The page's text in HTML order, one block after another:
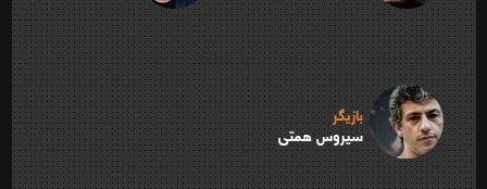
بازیگر
سیروس همتی